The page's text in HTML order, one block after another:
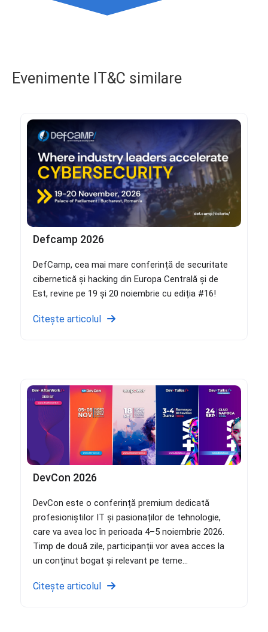
Evenimente IT&C similare
Defcamp 2026
DefCamp, cea mai mare conferință de securitate
cibernetică și hacking din Europa Centrală și de
Est, revine pe 19 și 20 noiembrie cu ediția #16!
Citește articolul
DevCon 2026
DevCon este o conferință premium dedicată
profesioniștilor IT și pasionaților de tehnologie,
care va avea loc în perioada 4–5 noiembrie 2026.
Timp de două zile, participanții vor avea acces la
un conținut bogat și relevant pe teme...
Citește articolul